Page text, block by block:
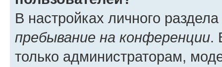
В настройках личного
пребывание на конференции.
только администраторам,